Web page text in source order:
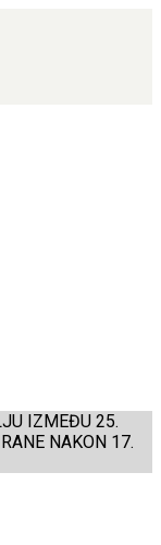
IZMEĐU 25.
NAKON 17.